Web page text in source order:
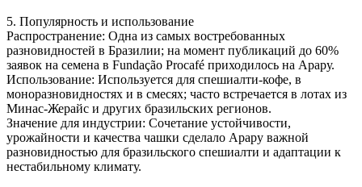
5. Популярность и использование
Распространение: Одна из самых востребованных
разновидностей в Бразилии; на момент публикаций до 60%
заявок на семена в Fundação Procafé приходилось на Арару.
Использование: Используется для спешиалти-кофе, в
моноразновидностях и в смесях; часто встречается в лотах из
Минас-Жерайс и других бразильских регионов.
Значение для индустрии: Сочетание устойчивости,
урожайности и качества чашки сделало Арару важной
разновидностью для бразильского спешиалти и адаптации к
нестабильному климату.